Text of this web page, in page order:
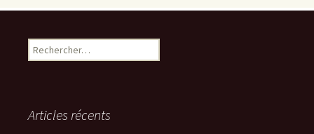
Rechercher :
Articles récents